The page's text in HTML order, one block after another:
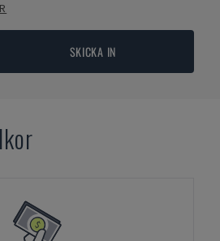
SKICKA IN